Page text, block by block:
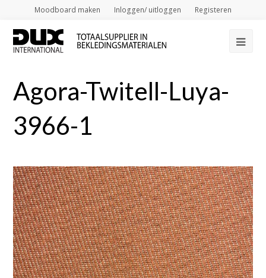
Moodboard maken Inloggen/ uitloggen Registeren
Agora-Twitell-Luya-
3966-1